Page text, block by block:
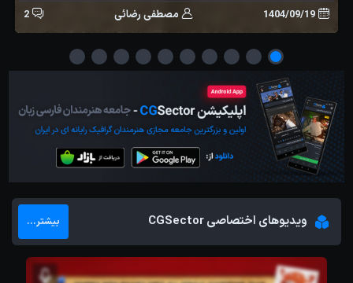
1404/09/19 مصطفی رضائی 2
ویدیوهای اختصاصی CGSector بیشتر...